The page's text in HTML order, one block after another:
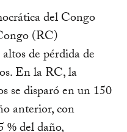
del Congo
(RC)
de pérdida de
En la RC, la
se disparó en un 150
anterior, con